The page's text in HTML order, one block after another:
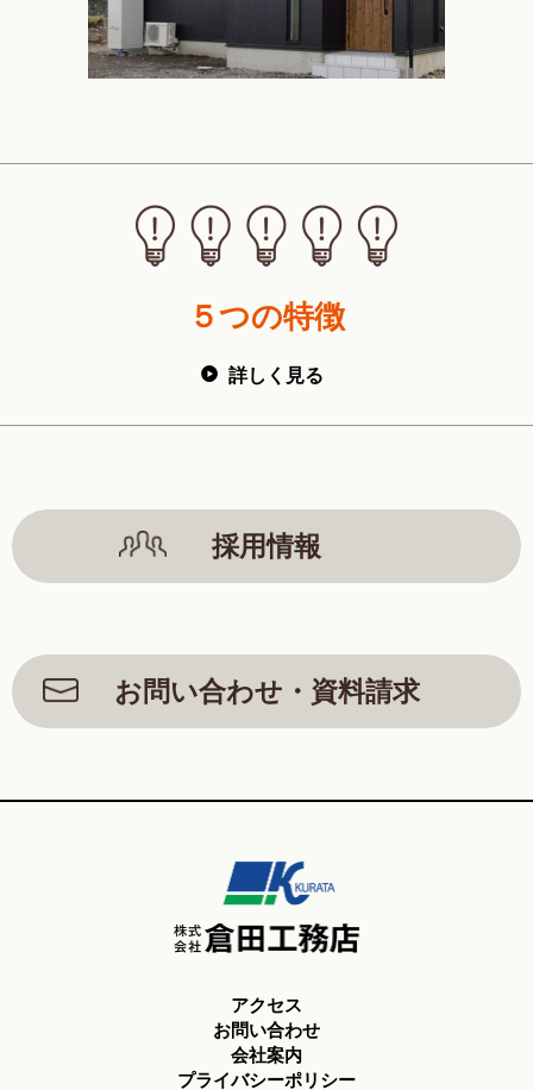
５つの特徴
詳しく見る
採用情報
お問い合わせ・資料請求
アクセス
お問い合わせ
会社案内
プライバシーポリシー